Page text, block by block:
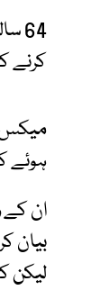
کرنے کے جرم
ہوئے
ان کے
بیان
لیکن